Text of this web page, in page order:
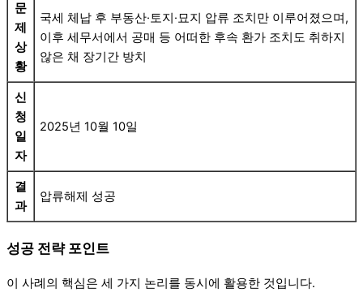
문
제
상
황
국세 체납 후 부동산·토지·묘지 압류 조치만 이루어졌으며,
이후 세무서에서 공매 등 어떠한 후속 환가 조치도 취하지
않은 채 장기간 방치
신
청
일
자
2025년 10월 10일
결
과
압류해제 성공
성공 전략 포인트
이 사례의 핵심은 세 가지 논리를 동시에 활용한 것입니다.